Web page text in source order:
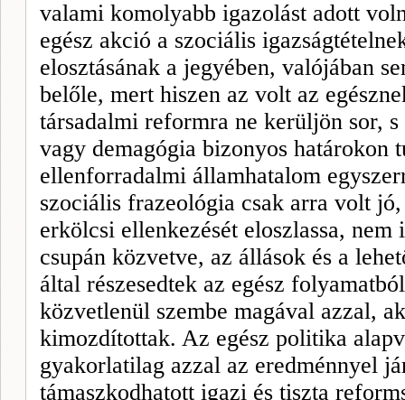
valami komolyabb igazolást adott
egész akció a szociális
elosztásának a jegyében, valójában
belőle, mert hiszen az volt az
társadalmi reformra ne kerüljön sor,
vagy demagógia bizonyos határokon
ellenforradalmi államhatalom
szociális frazeológia csak arra volt
erkölcsi ellenkezését eloszlassa,
csupán közvetve, az állások és a
által részesedtek az egész
közvetlenül szembe magával azzal,
kimozdítottak. Az egész politika
gyakorlatilag azzal az eredménnyel
támaszkodhatott igazi és tiszta